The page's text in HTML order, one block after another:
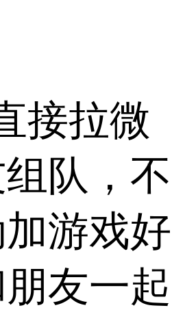
接拉微
队，不
游戏好
友一起